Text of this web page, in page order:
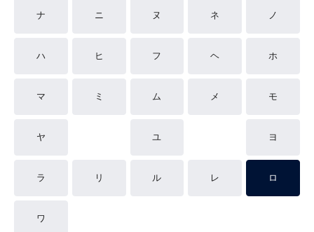
ナ ニ ヌ ネ ノ
ハ ヒ フ ヘ ホ
マ ミ ム メ モ
ヤ ユ ヨ
ラ リ ル レ ロ
ワ